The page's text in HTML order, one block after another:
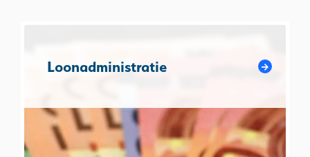
Loonadministratie